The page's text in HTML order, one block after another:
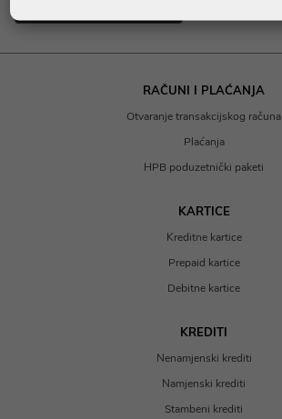
RAČUNI I PLAĆANJA
Otvaranje transakcijskog računa
Plaćanja
HPB poduzetnički paketi
KARTICE
Kreditne kartice
Prepaid kartice
Debitne kartice
KREDITI
Nenamjenski krediti
Namjenski krediti
Stambeni krediti